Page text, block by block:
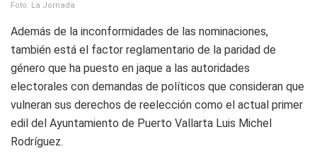
Foto: La Jornada
Además de la inconformidades de las nominaciones,
también está el factor reglamentario de la paridad de
género que ha puesto en jaque a las autoridades
electorales con demandas de políticos que consideran que
vulneran sus derechos de reelección como el actual primer
edil del Ayuntamiento de Puerto Vallarta Luis Michel
Rodríguez.